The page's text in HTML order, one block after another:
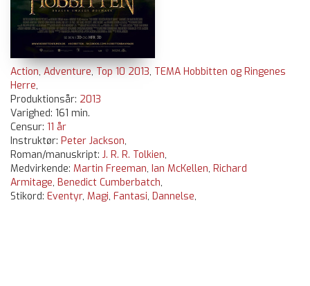
Action,Adventure,Top 10 2013, TEMA Hobbitten og Ringenes
Herre,
Produktionsår: 2013
Varighed: 161 min.
Censur: 11 år
Instruktør: Peter Jackson,
Roman/manuskript: J. R. R. Tolkien,
Medvirkende: Martin Freeman, Ian McKellen, Richard
Armitage, Benedict Cumberbatch,
Stikord: Eventyr, Magi, Fantasi, Dannelse,